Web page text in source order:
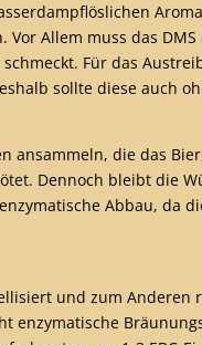
Allem muss das
Für das
sollte diese auch
ansammeln, die das
Dennoch bleibt die
Abbau, da
und zum Anderen
enzymatische